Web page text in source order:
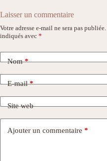
Laisser un commentaire
Votre adresse e-mail ne sera pas publiée.
indiqués avec *
Nom*
E-mail*
Site web
Ajouter un commentaire *